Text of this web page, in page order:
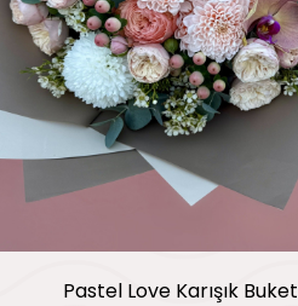
Pastel Love Karışık Buket